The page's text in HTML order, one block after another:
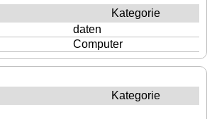
Kategorie
daten
Computer
Kategorie